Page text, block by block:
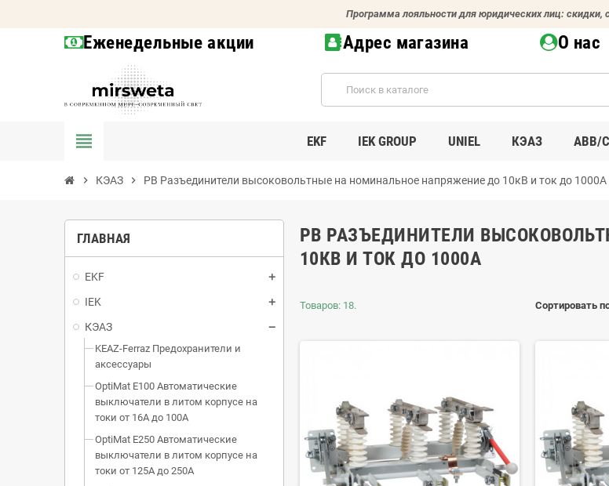
Программа лояльности для юридических лиц: скидки,
Еженедельные акции Адрес магазина О нас
view_headline EKF IEK GROUP UNIEL КЭАЗ ABB/
chevron_right КЭАЗ chevron_right РВ Разъединители высоковольтные на номинальное напряжение до 10кВ и ток до 1000А
ГЛАВНАЯ
EKF
IEK
КЭАЗ
KEAZ-Ferraz Предохранители и
аксессуары
OptiMat E100 Автоматические
выключатели в литом корпусе на
токи от 16А до 100А
OptiMat E250 Автоматические
выключатели в литом корпусе на
токи от 125А до 250А
РВ РАЗЪЕДИНИТЕЛИ
10КВ И ТОК ДО 1000А
Сортировать
Товаров: 18.